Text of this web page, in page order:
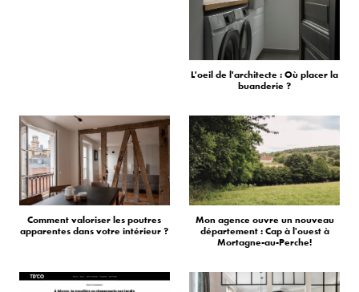
L'oeil de l'architecte : Où placer la
buanderie ?
Comment valoriser les poutres
apparentes dans votre intérieur ?
Mon agence ouvre un nouveau
département : Cap à l'ouest à
Mortagne-au-Perche!